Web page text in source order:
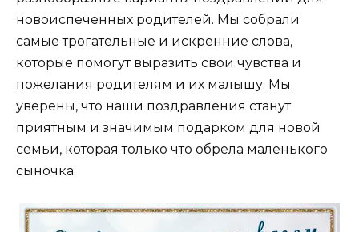
новоиспеченных родителей. Мы собрали
самые трогательные и искренние слова,
которые помогут выразить свои чувства и
пожелания родителям и их малышу. Мы
уверены, что наши поздравления станут
приятным и значимым подарком для новой
семьи, которая только что обрела маленького
сыночка.